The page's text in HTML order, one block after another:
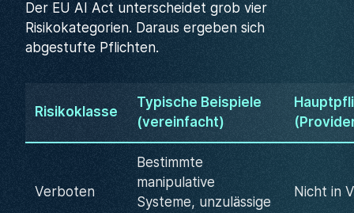
Der EU AI Act unterscheidet grob vier
Risikokategorien. Daraus ergeben sich
abgestufte Pflichten.
Risikoklasse
Typische Beispiele
(vereinfacht)
Verboten
Bestimmte
manipulative
Systeme, unzulässige
Nicht in